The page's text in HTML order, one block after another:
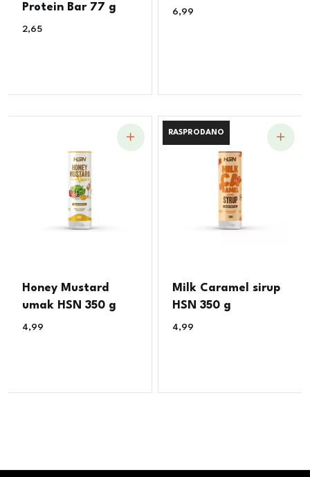
Protein Bar 77 g
2,65
6,99
Honey Mustard
umak HSN 350 g
4,99
RASPRODANO
RASPRODANO
Milk Caramel sirup
HSN 350 g
4,99